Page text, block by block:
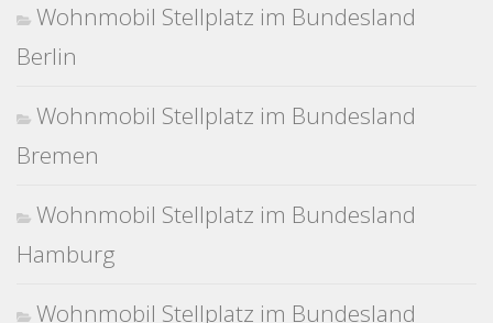
Wohnmobil Stellplatz im Bundesland
Berlin
Wohnmobil Stellplatz im Bundesland
Bremen
Wohnmobil Stellplatz im Bundesland
Hamburg
Wohnmobil Stellplatz im Bundesland